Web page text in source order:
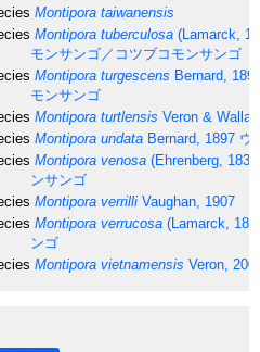
Montipora taiwanensis
Montipora tuberculosa (Lamarck,
モンサンゴ／コツブコモンサンゴ
Montipora turgescens Bernard,
モンサンゴ
Montipora turtlensis Veron &
Montipora undata Bernard, 1897 ウ
Montipora venosa (Ehrenberg,
ンサンゴ
Montipora verrilli Vaughan, 1907
Montipora verrucosa (Lamarck,
ンゴ
Montipora vietnamensis Veron,